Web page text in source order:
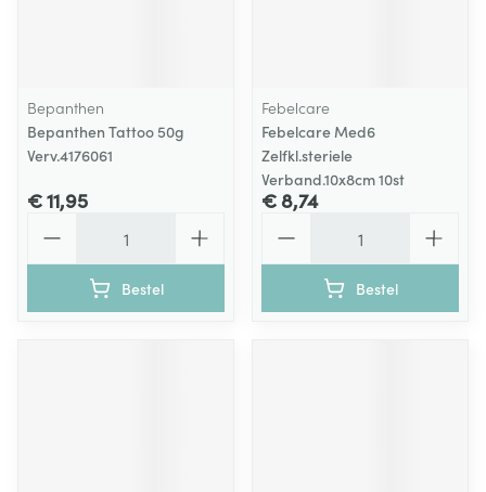
Bepanthen
Bepanthen Tattoo 50g
Verv.4176061
€ 11,95
Bestel
Febelcare
Febelcare Med6
Zelfkl.steriele
Verband.10x8cm 10st
€ 8,74
Bestel